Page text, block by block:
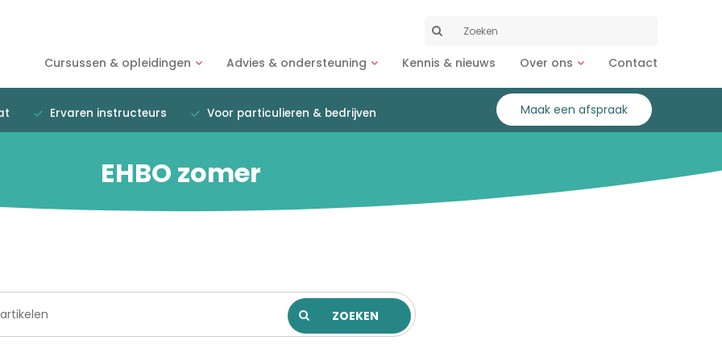
Zoeken
Cursussen & opleidingen
Advies & ondersteuning Kennis & nieuws Over ons Contact
Ervaren instructeurs Voor particulieren & bedrijven Maak een afspraak
EHBO zomer
ZOEKEN